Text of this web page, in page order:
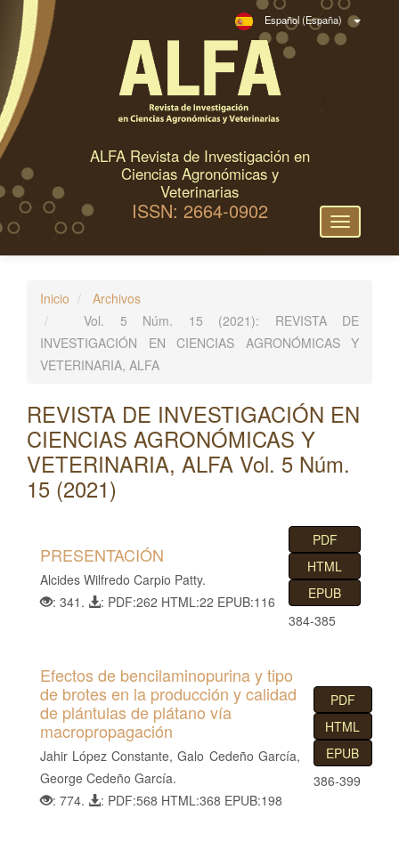
N
a
e
r
n
p
l
C
o
n
d
o
n
c
p
Español (España)
ALFA Revista de Investigación en
Ciencias Agronómicas y
Veterinarias
ISSN: 2664-0902
Toggle
Inicio
Archivos
Vol. 5 Núm. 15 (2021): REVISTA DE
INVESTIGACIÓN EN CIENCIAS AGRONÓMICAS Y
VETERINARIA, ALFA
REVISTA DE INVESTIGACIÓN EN
CIENCIAS AGRONÓMICAS Y
VETERINARIA, ALFA Vol. 5 Núm.
15 (2021)
PRESENTACIÓN
Alcides Wilfredo Carpio Patty.
: 341.
: PDF:262 HTML:22 EPUB:116
PDF
HTML
EPUB
384-385
Efectos de bencilaminopurina y tipo
de brotes en la producción y calidad
de plántulas de plátano vía
macropropagación
Jahir López Constante, Galo Cedeño García,
George Cedeño García.
: 774.
: PDF:568 HTML:368 EPUB:198
PDF
HTML
EPUB
386-399